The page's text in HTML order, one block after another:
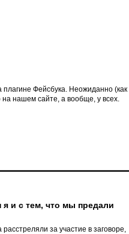
Фейсбука. Неожиданно (как
на нашем сайте, а вообще, у всех.
и с тем, что мы предали
за участие в заговоре,